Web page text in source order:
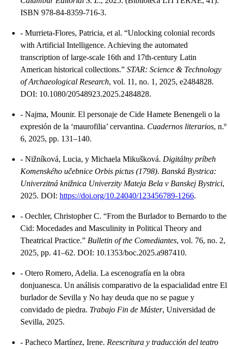
ISBN 978-84-8359-716-3.
- Murrieta-Flores, Patricia, et al. “Unlocking colonial records
with Artificial Intelligence. Achieving the automated
transcription of large-scale 16th and 17th-century Latin
American historical collections.” STAR: Science & Technology
of Archaeological Research, vol. 11, no. 1, 2025, e2484828.
DOI: 10.1080/20548923.2025.2484828.
- Najma, Mounir. El personaje de Cide Hamete Benengeli o la
expresión de la ‘maurofilia’ cervantina. Cuadernos literarios, n.º
6, 2025, pp. 131–140.
- Nižníková, Lucia, y Michaela Mikušková. Digitálny príbeh
Komenského učebnice Orbis pictus (1798). Banská Bystrica:
Univerzitná knižnica Univerzity Mateja Bela v Banskej Bystrici,
2025. DOI: https://doi.org/10.24040/123456789-1266.
- Oechler, Christopher C. “From the Burlador to Bernardo to the
Cid: Mocedades and Masculinity in Political Theory and
Theatrical Practice.” Bulletin of the Comediantes, vol. 76, no. 2,
2025, pp. 41–62. DOI: 10.1353/boc.2025.a987410.
- Otero Romero, Adelia. La escenografía en la obra
donjuanesca. Un análisis comparativo de la espacialidad entre El
burlador de Sevilla y No hay deuda que no se pague y
convidado de piedra. Trabajo Fin de Máster, Universidad de
Sevilla, 2025.
- Pacheco Martínez, Irene. Reescritura y traducción del teatro